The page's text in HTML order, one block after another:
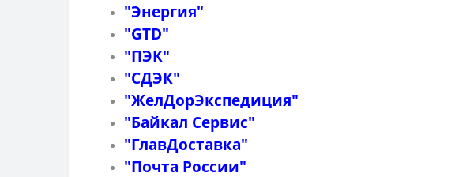
"Энергия"
"GTD"
"ПЭК"
"СДЭК"
"ЖелДорЭкспедиция"
"Байкал Сервис"
"ГлавДоставка"
"Почта России"